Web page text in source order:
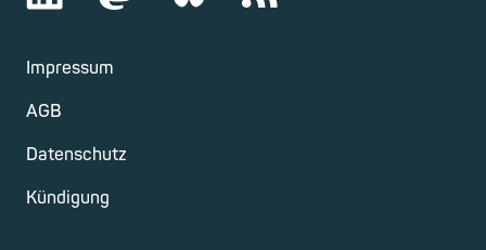
Impressum
AGB
Datenschutz
Kündigung